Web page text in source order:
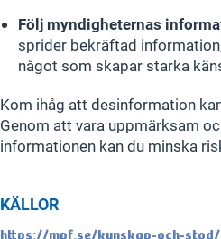
Följ myndigheternas
sprider bekräftad
något som skapar starka
Kom ihåg att desinformation
Genom att vara uppmärksam
informationen kan du minska
KÄLLOR
https://mpf.se/kunskap-och-